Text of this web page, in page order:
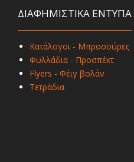
ΔΙΑΦΗΜΙΣΤΙΚΑ ΕΝΤΥΠΑ
Κατάλογοι - Μπροσούρες
Φυλλάδια - Προσπέκτ
Flyers - Φέιγ βολάν
Τετράδια